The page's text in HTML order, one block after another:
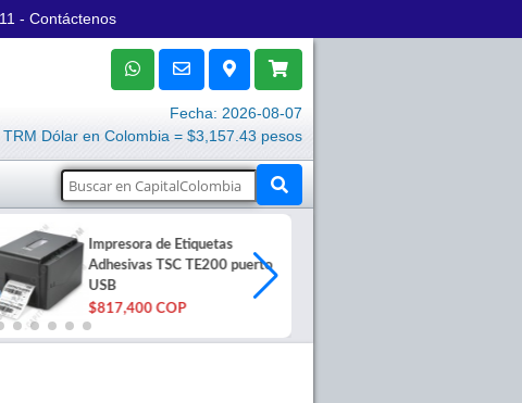
- Contáctenos
Fecha: 2026-08-07
TRM Dólar en Colombia = $3,157.43 pesos
Impresora de Etiquetas
Adhesivas TSC TE200 puerto
USB
$817,400 COP